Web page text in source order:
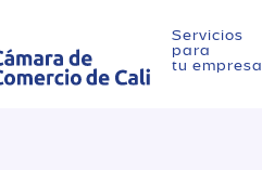
Servicios
para
tu empresa